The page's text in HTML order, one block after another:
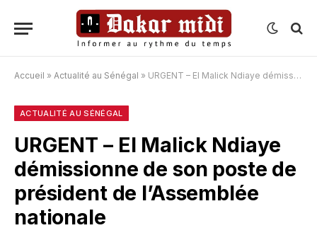
Accueil » Actualité au Sénégal » URGENT – El Malick Ndiaye démissionne de son poste de président de l’Assemblée nationale
ACTUALITÉ AU SÉNÉGAL
URGENT – El Malick Ndiaye
démissionne de son poste de
président de l’Assemblée
nationale